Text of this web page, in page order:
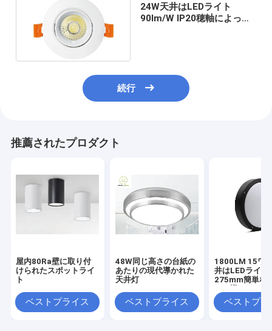
24W天井はLEDライト
90lm/W IP20穂軸によって
続行
推薦されたプロダクト
屋内80Ra壁に取り付
けられたスポットライ
ト
ベストプライス
48W同じ高さの台紙の
あたりの現代導かれた
天井灯
ベストプライス
1800LM 15ワ
井はLEDライト
275mm簡単な
の台紙を取付け
ベストプラ